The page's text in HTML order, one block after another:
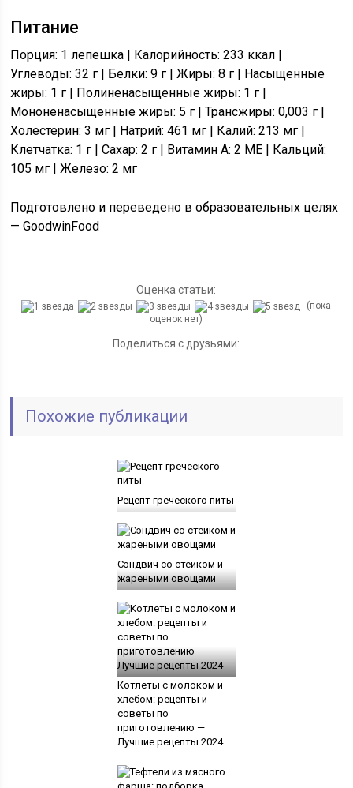
Питание
Порция: 1 лепешка | Калорийность: 233 ккал |
Углеводы: 32 г | Белки: 9 г | Жиры: 8 г | Насыщенные
жиры: 1 г | Полиненасыщенные жиры: 1 г |
Мононенасыщенные жиры: 5 г | Трансжиры: 0,003 г |
Холестерин: 3 мг | Натрий: 461 мг | Калий: 213 мг |
Клетчатка: 1 г | Сахар: 2 г | Витамин A: 2 МЕ | Кальций:
105 мг | Железо: 2 мг
Подготовлено и переведено в образовательных целях
— GoodwinFood
Оценка статьи:
(пока
оценок нет)
Поделиться с друзьями:
Похожие публикации
Рецепт греческого питы
Сэндвич со стейком и
жареными овощами
Котлеты с молоком и
хлебом: рецепты и
советы по
приготовлению —
Лучшие рецепты 2024